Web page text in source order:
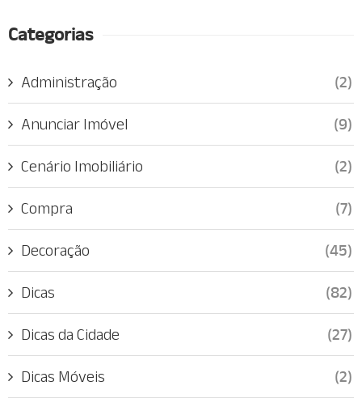
Categorias
Administração (2)
Anunciar Imóvel (9)
Cenário Imobiliário (2)
Compra (7)
Decoração (45)
Dicas (82)
Dicas da Cidade (27)
Dicas Móveis (2)